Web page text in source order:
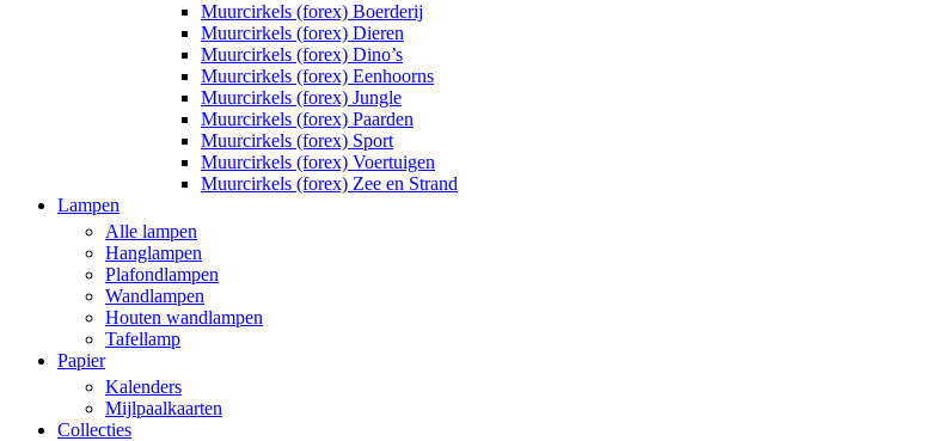
Muurcirkels (forex) Boerderij
Muurcirkels (forex) Dieren
Muurcirkels (forex) Dino’s
Muurcirkels (forex) Eenhoorns
Muurcirkels (forex) Jungle
Muurcirkels (forex) Paarden
Muurcirkels (forex) Sport
Muurcirkels (forex) Voertuigen
Muurcirkels (forex) Zee en Strand
Lampen
Alle lampen
Hanglampen
Plafondlampen
Wandlampen
Houten wandlampen
Tafellamp
Papier
Kalenders
Mijlpaalkaarten
Collecties